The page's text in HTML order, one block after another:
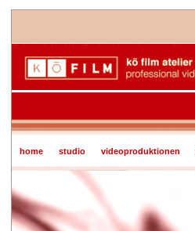
home studio videoproduktionen